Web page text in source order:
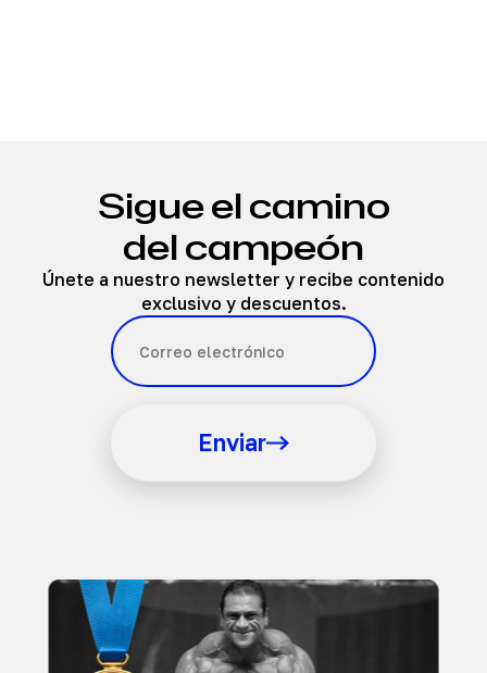
Sigue el camino
del campeón
Únete a nuestro newsletter y recibe contenido
exclusivo y descuentos.
Enviar